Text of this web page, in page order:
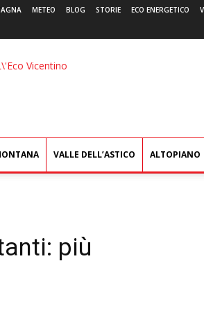
METEO BLOG STORIE ECO ENERGETICO
L'Eco
VALLE DELL’ASTICO ALTOPIANO
più